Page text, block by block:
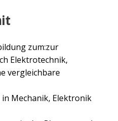
zum:zur
Elektrotechnik,
vergleichbare
Mechanik, Elektronik